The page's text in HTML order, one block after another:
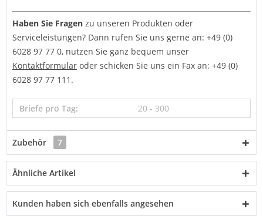
Haben Sie Fragen zu unseren Produkten oder
Serviceleistungen? Dann rufen Sie uns gerne an: +49 (0)
6028 97 77 0, nutzen Sie ganz bequem unser
Kontaktformular oder schicken Sie uns ein Fax an: +49 (0)
6028 97 77 111.
Briefe pro Tag: 20 - 300
Zubehör 7
Ähnliche Artikel
Kunden haben sich ebenfalls angesehen